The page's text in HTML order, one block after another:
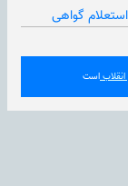
گواهی
است